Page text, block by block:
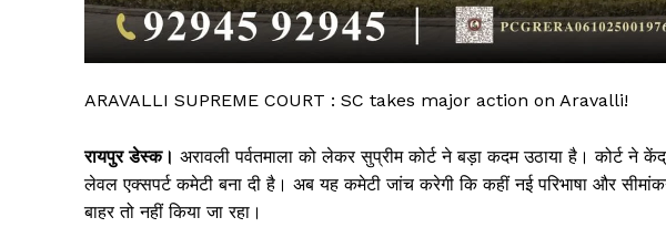
ARAVALLI SUPREME COURT : SC takes major action on Aravalli!
रायपुर डेस्क। अरावली पर्वतमाला को लेकर सुप्रीम कोर्ट ने बड़ा कदम उठाया है। कोर्ट ने
लेवल एक्सपर्ट कमेटी बना दी है। अब यह कमेटी जांच करेगी कि कहीं नई परिभाषा और
बाहर तो नहीं किया जा रहा।